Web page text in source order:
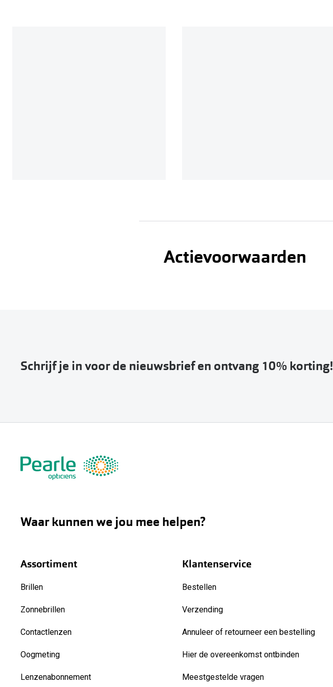
Actievoorwaarden
Schrijf je in voor de nieuwsbrief en ontvang 10% korting!
Waar kunnen we jou mee helpen?
Assortiment
Brillen
Zonnebrillen
Contactlenzen
Oogmeting
Lenzenabonnement
Klantenservice
Bestellen
Verzending
Annuleer of retourneer een bestelling
Hier de overeenkomst ontbinden
Meestgestelde vragen